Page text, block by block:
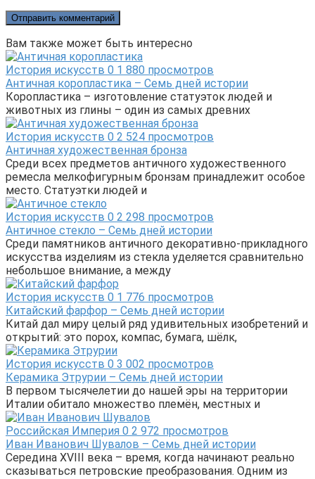
Вам также может быть интересно
История искусств 0 1 880 просмотров
Античная коропластика – Семь дней истории
Коропластика – изготовление статуэток людей и
животных из глины – один из самых древних
История искусств 0 2 524 просмотров
Античная художественная бронза
Среди всех предметов античного художественного
ремесла мелкофигурным бронзам принадлежит особое
место. Статуэтки людей и
История искусств 0 2 298 просмотров
Античное стекло – Семь дней истории
Среди памятников античного декоративно-прикладного
искусства изделиям из стекла уделяется сравнительно
небольшое внимание, а между
История искусств 0 1 776 просмотров
Китайский фарфор – Семь дней истории
Китай дал миру целый ряд удивительных изобретений и
открытий: это порох, компас, бумага, шёлк,
История искусств 0 3 002 просмотров
Керамика Этрурии – Семь дней истории
В первом тысячелетии до нашей эры на территории
Италии обитало множество племён, местных и
Российская Империя 0 2 972 просмотров
Иван Иванович Шувалов – Семь дней истории
Середина XVIII века – время, когда начинают реально
сказываться петровские преобразования. Одним из